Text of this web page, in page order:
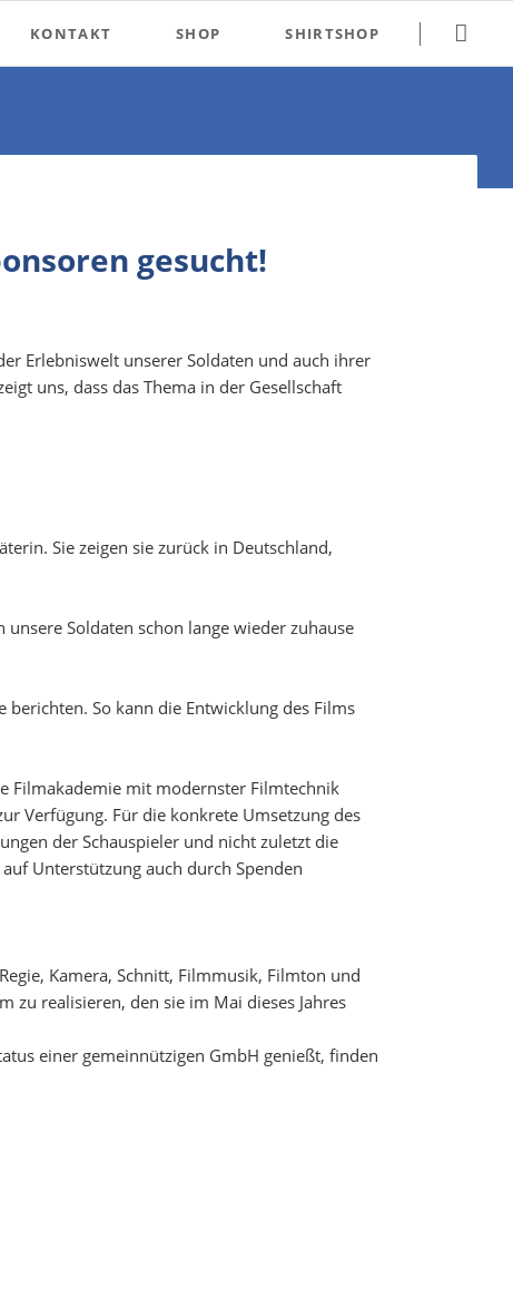
überspringen
KONTAKT SHOP SHIRTSHOP
gesucht!
Erlebniswelt unserer Soldaten und auch ihrer
uns, dass das Thema in der Gesellschaft
Sie zeigen sie zurück in Deutschland,
Soldaten schon lange wieder zuhause
So kann die Entwicklung des Films
Filmakademie mit modernster Filmtechnik
Verfügung. Für die konkrete Umsetzung des
der Schauspieler und nicht zuletzt die
Unterstützung auch durch Spenden
Kamera, Schnitt, Filmmusik, Filmton und
zu realisieren, den sie im Mai dieses Jahres
einer gemeinnützigen GmbH genießt, finden